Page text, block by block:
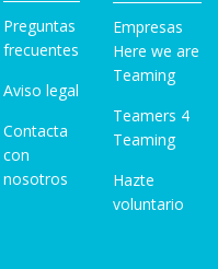
Preguntas
frecuentes
Aviso legal
Contacta
con
nosotros
Empresas
Here we are
Teaming
Teamers 4
Teaming
Hazte
voluntario